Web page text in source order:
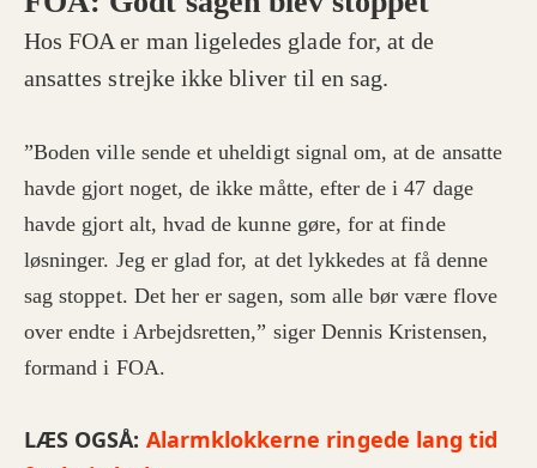
Hos FOA er man ligeledes glade for, at de
ansattes strejke ikke bliver til en sag.
”Boden ville sende et uheldigt signal om, at de ansatte
havde gjort noget, de ikke måtte, efter de i 47 dage
havde gjort alt, hvad de kunne gøre, for at finde
løsninger. Jeg er glad for, at det lykkedes at få denne
sag stoppet. Det her er sagen, som alle bør være flove
over endte i Arbejdsretten,” siger Dennis Kristensen,
formand i FOA.
LÆS OGSÅ: Alarmklokkerne ringede lang tid